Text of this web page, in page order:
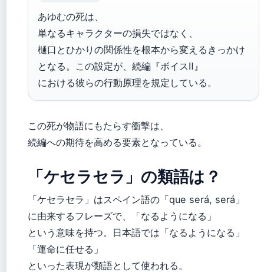
あゆむの死は、
単なるキャラクターの損失ではなく、
樋口とひかりの関係性を根本から変えるきっかけ
となる。この設定が、続編『ボイスⅡ』
における彼らの行動原理を規定している。
この死が物語にもたらす衝撃は、
続編への期待を高める要素となっている。
「ケセラセラ」の類語は？
「ケセラセラ」はスペイン語の「que será, será」
に由来するフレーズで、「なるようになる」
という意味を持つ。日本語では「なるようになる」
「運命に任せる」
といった表現が類語として使われる。